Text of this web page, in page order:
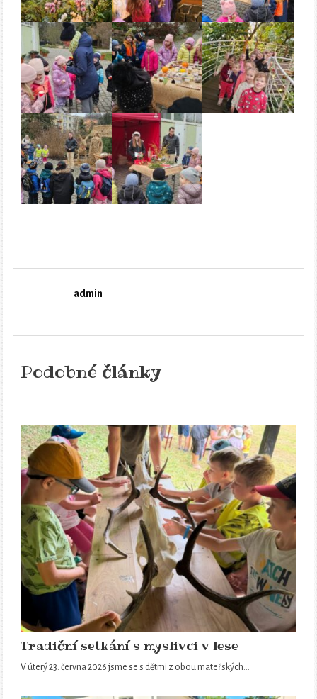
admin
Podobné články
Tradiční setkání s myslivci v lese
V úterý 23. června 2026 jsme se s dětmi z obou mateřských…